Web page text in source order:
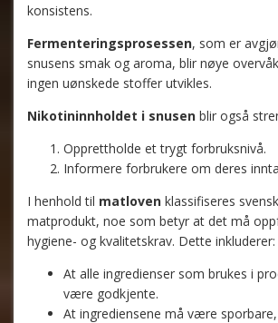
konsistens.
Fermenteringsprosessen, som er
snusens smak og aroma, blir nøye
ingen uønskede stoffer utvikles.
Nikotininnholdet i snusen blir også
Opprettholde et trygt forbruksnivå.
Informere forbrukere om deres
I henhold til matloven klassifiseres
matprodukt, noe som betyr at det må
hygiene- og kvalitetskrav. Dette inkluderer:
At alle ingredienser som brukes i
være godkjente.
At ingrediensene må være